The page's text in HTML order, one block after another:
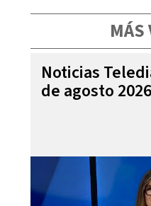
MÁS
Noticias
de agosto 2026